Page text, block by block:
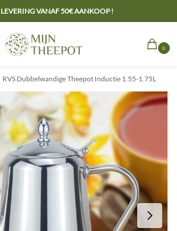
LEVERING VANAF 50€ AANKOOP !
0
RVS Dubbelwandige Theepot Inductie 1.55-1.75L